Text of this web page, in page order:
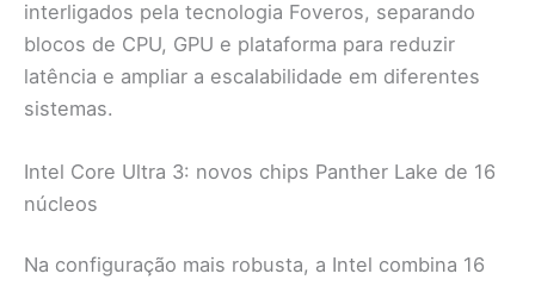
interligados pela tecnologia Foveros, separando
blocos de CPU, GPU e plataforma para reduzir
latência e ampliar a escalabilidade em diferentes
sistemas.
Intel Core Ultra 3: novos chips Panther Lake de 16
núcleos
Na configuração mais robusta, a Intel combina 16